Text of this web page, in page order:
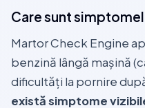
Care sunt
Martor Check Engine
benzină lângă mașină
dificultăți la pornire
există simptome